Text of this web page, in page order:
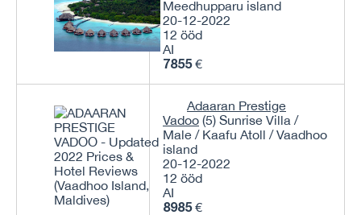
Meedhupparu island
20-12-2022
12 ööd
AI
7855€
Adaaran Prestige
Vadoo (5) Sunrise Villa /
Male / Kaafu Atoll / Vaadhoo
island
20-12-2022
12 ööd
AI
8985€